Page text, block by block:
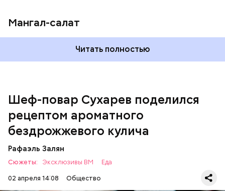
Мангал-салат
Читать полностью
Шеф-повар Сухарев поделился
рецептом ароматного
бездрожжевого кулича
Рафаэль Залян
Сюжеты: Эксклюзивы ВМ
Еда
02 апреля 14:08
Общество
— Этот вариант кулича не содержит дрожжей,
поэтому люди, которые любят сидеть на диете,